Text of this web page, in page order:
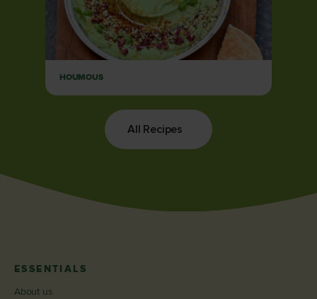
HOUMOUS
All Recipes
ESSENTIALS
About us